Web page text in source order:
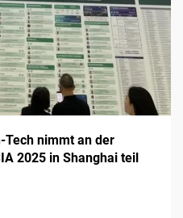
Tech nimmt an der
2025 in Shanghai teil